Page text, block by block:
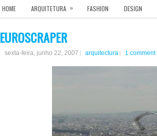
HOME ARQUITETURA » FASHION DESIGN
EUROSCRAPER
sexta-feira, junho 22, 2007 arquitectura 1 comment